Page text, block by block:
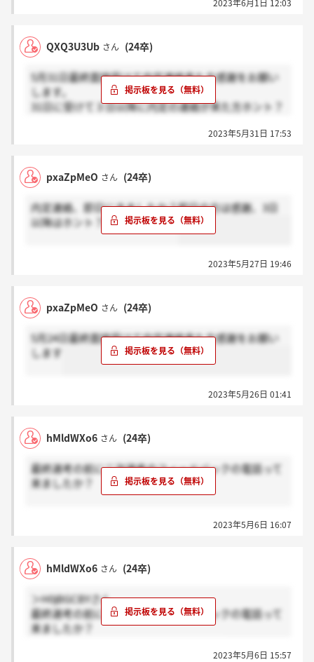
2023年6月1日 12:03
QXQ3U3Ub さん (24卒)
5月31日最終面接受けて内定連絡来た方感謝をお願い
します。
31日に受けて３日以降に内定の連絡が来た方ホント？
2023年5月31日 17:53
pxaZpMeO さん (24卒)
内定連絡、即日にきましたか？即日の方は感謝、3日
以降はホント？にお願いします
2023年5月27日 19:46
pxaZpMeO さん (24卒)
5月24日最終面接受けて内定連絡来た方感謝をお願い
します
2023年5月26日 01:41
hMldWXo6 さん (24卒)
最終選考の前に二次選考のフィードバックの電話って
来ましたか？
2023年5月6日 16:07
hMldWXo6 さん (24卒)
＞H0jBGCBYさん
最終選考の前に二次選考のフィードバックの電話って
来ましたか？
2023年5月6日 15:57